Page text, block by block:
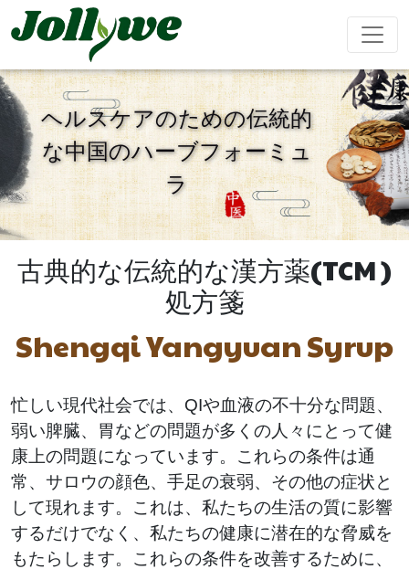
便秘緩和 減量食事
美容サプリ
メント
免疫力を高
める
精欲増強男
性
療
リ
錠剤 カプセル 粉末飲料
液体飲料 ティーバッグ グミ
ヘルスケアのための伝統的
な中国のハーブフォーミュ
ラ
古典的な伝統的な漢方薬(TCM )
処方箋
Shengqi Yangyuan Syrup
忙しい現代社会では、QIや血液の不十分な問題、
弱い脾臓、胃などの問題が多くの人々にとって健
康上の問題になっています。これらの条件は通
常、サロウの顔色、手足の衰弱、その他の症状と
して現れます。これは、私たちの生活の質に影響
するだけでなく、私たちの健康に潜在的な脅威を
もたらします。これらの条件を改善するために、